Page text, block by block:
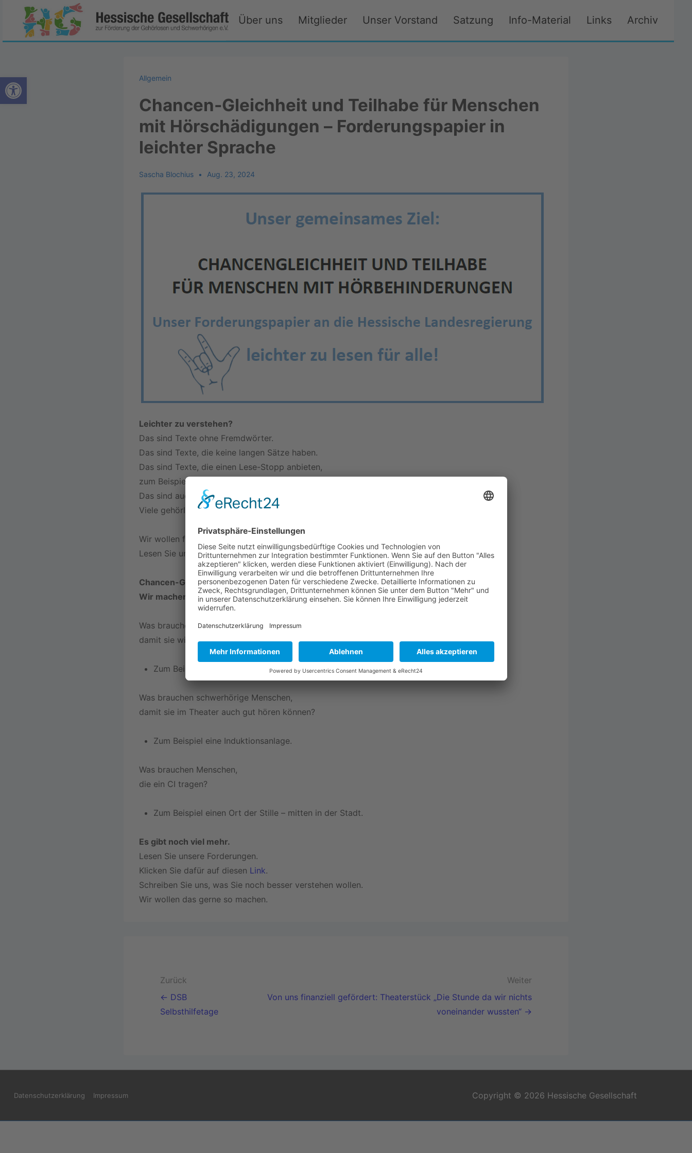
Werkzeugleiste öffnen
Über uns Mitglieder Unser Vorstand Satzung Info-Material Links Archiv
Allgemein
Chancen-Gleichheit und Teilhabe für Menschen
mit Hörschädigungen – Forderungspapier in
leichter Sprache
Sascha Blochius Aug. 23, 2024
Leichter zu verstehen?
Das sind Texte ohne Fremdwörter.
Das sind Texte, die keine langen Sätze haben.
Das sind Texte, die einen Lese-Stopp anbieten,
zum Beispiel nur ein Satz in einer Zeile.
Das sind auch Texte mit Bildern.
Viele gehörlose Menschen möchten solche Texte lesen.
Wir wollen für das unterstützen.
Lesen Sie unsere Forderungen leichter:
Chancen-Gleichheit und Teilhabe für Menschen mit Hörschädigungen.
Wir machen Vorschläge an die Politik:
Was brauchen gehörlose Menschen,
damit sie wirklich einen guten Platz in unserer Gesellschaft haben?
Zum Beispiel Gebärdensprach-Dolmetscher und -Dolmetscherinnen.
Was brauchen schwerhörige Menschen,
damit sie im Theater auch gut hören können?
Zum Beispiel eine Induktionsanlage.
Was brauchen Menschen,
die ein CI tragen?
Zum Beispiel einen Ort der Stille – mitten in der Stadt.
Es gibt noch viel mehr.
Lesen Sie unsere Forderungen.
Klicken Sie dafür auf diesen Link.
Schreiben Sie uns, was Sie noch besser verstehen wollen.
Wir wollen das gerne so machen.
Zurück
← DSB
Selbsthilfetage
Weiter
Von uns finanziell gefördert: Theaterstück „Die Stunde da wir nichts
voneinander wussten“ →
Datenschutzerklärung Impressum Copyright © 2026 Hessische Gesellschaft